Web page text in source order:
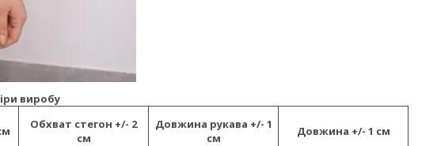
виробу
Обхват стегон +/- 2
см
Довжина рукава +/- 1
см
Довжина +/- 1 см